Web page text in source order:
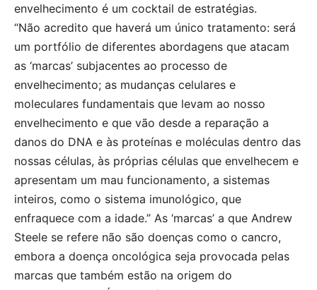
envelhecimento é um cocktail de estratégias.
“Não acredito que haverá um único tratamento: será
um portfólio de diferentes abordagens que atacam
as ‘marcas’ subjacentes ao processo de
envelhecimento; as mudanças celulares e
moleculares fundamentais que levam ao nosso
envelhecimento e que vão desde a reparação a
danos do DNA e às proteínas e moléculas dentro das
nossas células, às próprias células que envelhecem e
apresentam um mau funcionamento, a sistemas
inteiros, como o sistema imunológico, que
enfraquece com a idade.” As ‘marcas’ a que Andrew
Steele se refere não são doenças como o cancro,
embora a doença oncológica seja provocada pelas
marcas que também estão na origem do